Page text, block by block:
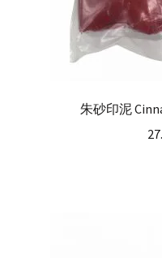
朱砂印泥